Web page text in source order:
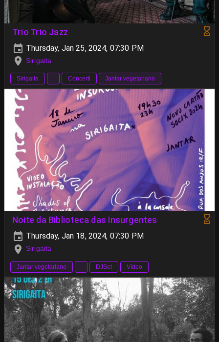
Trio Trio Jazz
Thursday, Jan 25, 2024, 07:30 PM
Sirigaita
Sirigaita Concerti Jantar vegetariano
Noite da Biblioteca das Insurgentes
Thursday, Jan 18, 2024, 07:30 PM
Sirigaita
Jantar vegetariano DJSet Vídeo